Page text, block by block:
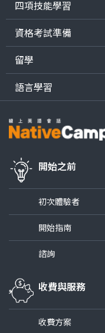
四項技能學習
資格考試準備
留學
語言學習
開始之前
初次體驗者
開始指南
諮詢
收費與服務
收費方案